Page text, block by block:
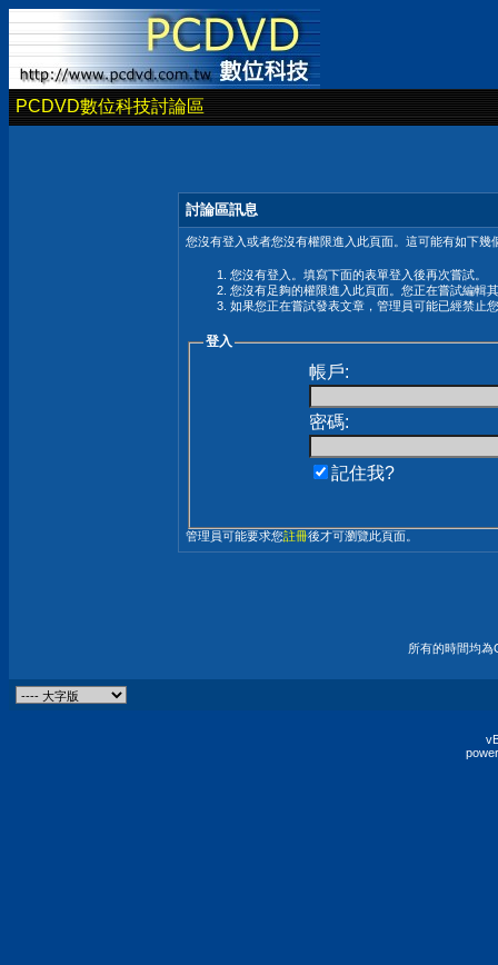
PCDVD數位科技討論區
討論區訊息
您沒有登入或者您沒有權限進入此頁面。這可能有如下幾
您沒有登入。填寫下面的表單登入後再次嘗試。
您沒有足夠的權限進入此頁面。您正在嘗試編輯
如果您正在嘗試發表文章，管理員可能已經禁止
登入
帳戶:
密碼:
記住我?
管理員可能要求您註冊後才可瀏覽此頁面。
所有的時間均為